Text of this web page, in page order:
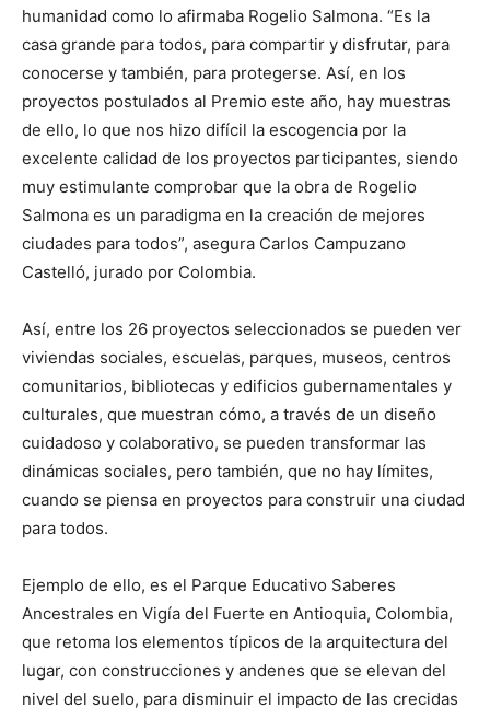
humanidad como lo afirmaba Rogelio Salmona. “Es la
casa grande para todos, para compartir y disfrutar, para
conocerse y también, para protegerse. Así, en los
proyectos postulados al Premio este año, hay muestras
de ello, lo que nos hizo difícil la escogencia por la
excelente calidad de los proyectos participantes, siendo
muy estimulante comprobar que la obra de Rogelio
Salmona es un paradigma en la creación de mejores
ciudades para todos”, asegura Carlos Campuzano
Castelló, jurado por Colombia.
Así, entre los 26 proyectos seleccionados se pueden ver
viviendas sociales, escuelas, parques, museos, centros
comunitarios, bibliotecas y edificios gubernamentales y
culturales, que muestran cómo, a través de un diseño
cuidadoso y colaborativo, se pueden transformar las
dinámicas sociales, pero también, que no hay límites,
cuando se piensa en proyectos para construir una ciudad
para todos.
Ejemplo de ello, es el Parque Educativo Saberes
Ancestrales en Vigía del Fuerte en Antioquia, Colombia,
que retoma los elementos típicos de la arquitectura del
lugar, con construcciones y andenes que se elevan del
nivel del suelo, para disminuir el impacto de las crecidas